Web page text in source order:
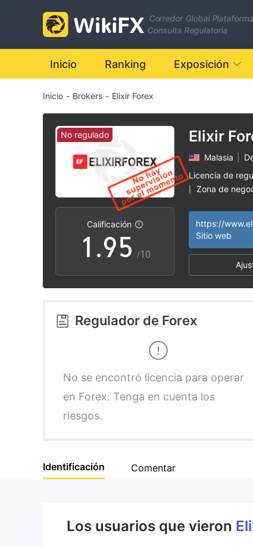
Corredor Global
Consulta Regulatoria
Inicio Ranking Exposición
Inicio - Brokers - Elixir Forex
No regulado
Calificación
0
1
2
3
5
6
7
8
9
.
3
4
5
6
7
8
9
0
1
3
4
5
6
7
9
/10
Elixir
Malasia
Licencia de
Zona de
https://
Sitio web
Regulador de Forex
No se encontró licencia para operar
en Forex. Tenga en cuenta los
riesgos.
Identificación Comentar
Los usuarios que vieron